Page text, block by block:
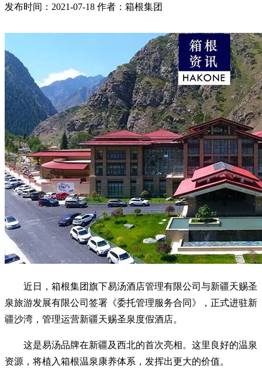
发布时间：2021-07-18 作者：箱根集团
近日，箱根集团旗下易汤酒店管理有限公司与新疆天赐圣
泉旅游发展有限公司签署《委托管理服务合同》，正式进驻新
疆沙湾，管理运营新疆天赐圣泉度假酒店。
这是易汤品牌在新疆及西北的首次亮相。这里良好的温泉
资源，将植入箱根温泉康养体系，发挥出更大的价值。